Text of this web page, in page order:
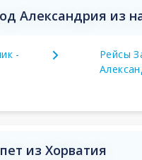
Александрия из
-
Рейсы
из Хорватия